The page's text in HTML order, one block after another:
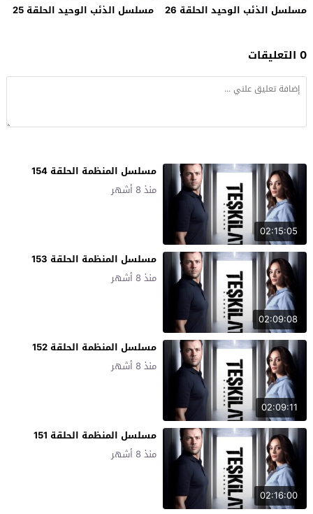
مسلسل الذئب الوحيد الحلقة 26
مسلسل الذئب الوحيد الحلقة 25
0 التعليقات
02:15:05
مسلسل المنظمة الحلقة 154
منذ 8 أشهر
02:09:08
مسلسل المنظمة الحلقة 153
منذ 8 أشهر
02:09:11
مسلسل المنظمة الحلقة 152
منذ 8 أشهر
02:16:00
مسلسل المنظمة الحلقة 151
منذ 8 أشهر